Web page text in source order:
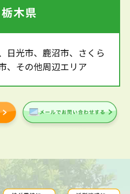
栃木県
日光市、鹿沼市、さくら
、その他周辺エリア